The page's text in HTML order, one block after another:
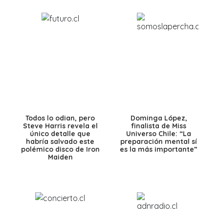
Todos lo odian, pero
Steve Harris revela el
único detalle que
habría salvado este
polémico disco de Iron
Maiden
Dominga López,
finalista de Miss
Universo Chile: “La
preparación mental sí
es la más importante”